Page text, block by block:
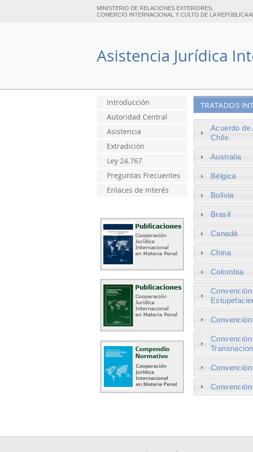
MINISTERIO DE RELACIONES EXTERIORES,
COMERCIO INTERNACIONAL Y CULTO DE LA REPÚBLICA
Asistencia Jurídica
Introducción
Autoridad Central
Asistencia
Extradición
Ley 24.767
Preguntas Frecuentes
Enlaces de Interés
TRATADOS
Acuerdo de
Chile.
Australia
Bélgica
Bolivia
Brasil
Canadá
China
Colombia